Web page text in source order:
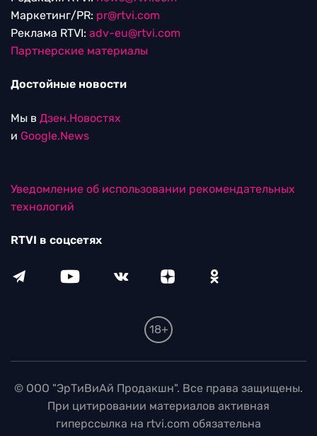
Маркетинг/PR: pr@rtvi.com
Реклама RTVI: adv-eu@rtvi.com
Партнерские материалы
Достойные новости
Мы в Дзен.Новостях
и Google.News
Уведомление об использовании рекомендательных
технологий
RTVI в соцсетях
18+
© ООО "ЭрТиВиАй Продакшн". Все права защищены.
При цитировании материалов активная
гиперссылка на rtvi.com обязательна